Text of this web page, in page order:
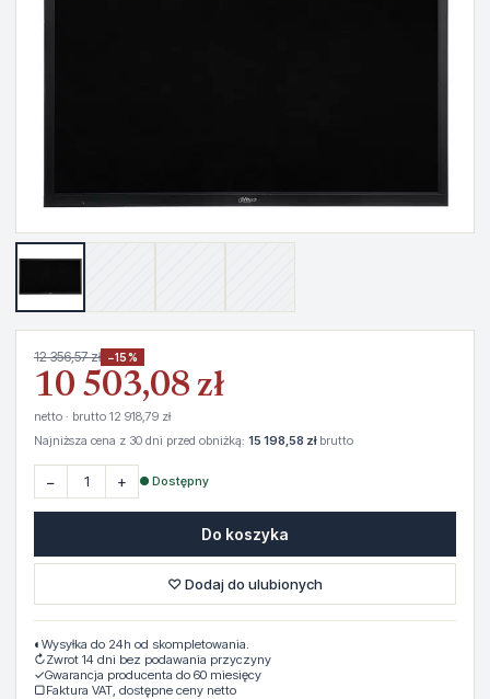
12 356,57 zł −15%
10 503,08 zł
netto · brutto 12 918,79 zł
Najniższa cena z 30 dni przed obniżką: 15 198,58 złbrutto
− + ● Dostępny
Do koszyka
♡ Dodaj do ulubionych
◐ Wysyłka do 24h od skompletowania.
↻Zwrot 14 dni bez podawania przyczyny
✓Gwarancja producenta do 60 miesięcy
▢Faktura VAT, dostępne ceny netto